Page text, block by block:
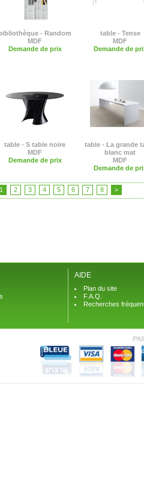
- Random
MDF
Demande de prix
table - Tense
MDF
Demande de
table - S table noire
MDF
Demande de prix
table - La grande
blanc mat
MDF
Demande de
1 2 3 4 5 6 7 8 >
AIDE
Plan du site
F.A.Q.
Recherches